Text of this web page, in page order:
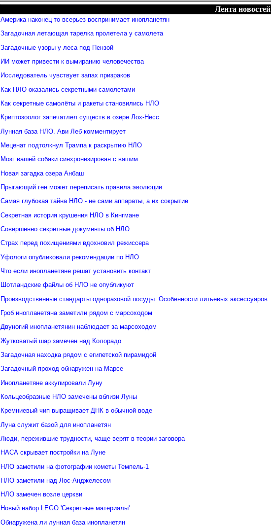
Лента новостей
Америка наконец-то всерьез воспринимает инопланетян
Загадочная летающая тарелка пролетела у самолета
Загадочные узоры у леса под Пензой
ИИ может привести к вымиранию человечества
Исследователь чувствует запах призраков
Как НЛО оказались секретными самолетами
Как секретные самолёты и ракеты становились НЛО
Криптозоолог запечатлел существ в озере Лох-Несс
Лунная база НЛО. Ави Леб комментирует
Меценат подтолкнул Трампа к раскрытию НЛО
Мозг вашей собаки синхронизирован с вашим
Новая загадка озера Анбаш
Прыгающий ген может переписать правила эволюции
Самая глубокая тайна НЛО - не сами аппараты, а их сокрытие
Секретная история крушения НЛО в Кингмане
Совершенно секретные документы об НЛО
Страх перед похищениями вдохновил режиссера
Уфологи опубликовали рекомендации по НЛО
Что если инопланетяне решат установить контакт
Шотландские файлы об НЛО не опубликуют
Производственные стандарты одноразовой посуды. Особенности литьевых аксессуаров
Гроб инопланетяна заметили рядом с марсоходом
Двуногий инопланетянин наблюдает за марсоходом
Жутковатый шар замечен над Колорадо
Загадочная находка рядом с египетской пирамидой
Загадочный проход обнаружен на Марсе
Инопланетяне аккупировали Луну
Кольцеобразные НЛО замечены вблизи Луны
Кремниевый чип выращивает ДНК в обычной воде
Луна служит базой для инопланетян
Люди, пережившие трудности, чаще верят в теории заговора
НАСА скрывает постройки на Луне
НЛО заметили на фотографии кометы Темпель-1
НЛО заметили над Лос-Анджелесом
НЛО замечен возле церкви
Новый набор LEGO 'Секретные материалы'
Обнаружена ли лунная база инопланетян